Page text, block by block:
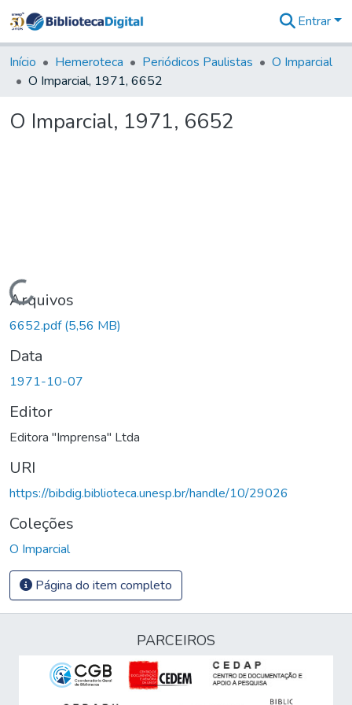
&
Coleções
Tudo na
Digital
Entrar
Início Hemeroteca Periódicos Paulistas
O Imparcial
O Imparcial, 1971, 6652
O Imparcial, 1971, 6652
Carregando...
Arquivos
6652.pdf(5,56 MB)
Data
1971-10-07
Editor
Editora "Imprensa" Ltda
URI
https://bibdig.biblioteca.unesp.br/handle/10/29026
Coleções
O Imparcial
Página do item completo
PARCEIROS